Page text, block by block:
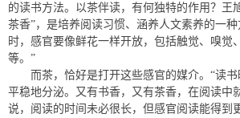
的读书方法。以茶伴读，有何独特的作用？王
茶香”，是培养阅读习惯、涵养人文素养的一
时，感官要像鲜花一样开放，包括触觉、嗅觉
等。”
而茶，恰好是打开这些感官的媒介。“读
平稳地分泌。又有书香，又有茶香，在阅读中
说，阅读的时间未必很长，但感官阅读能得到